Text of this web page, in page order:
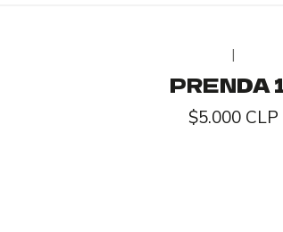
|
PRENDA
$5.000 CLP